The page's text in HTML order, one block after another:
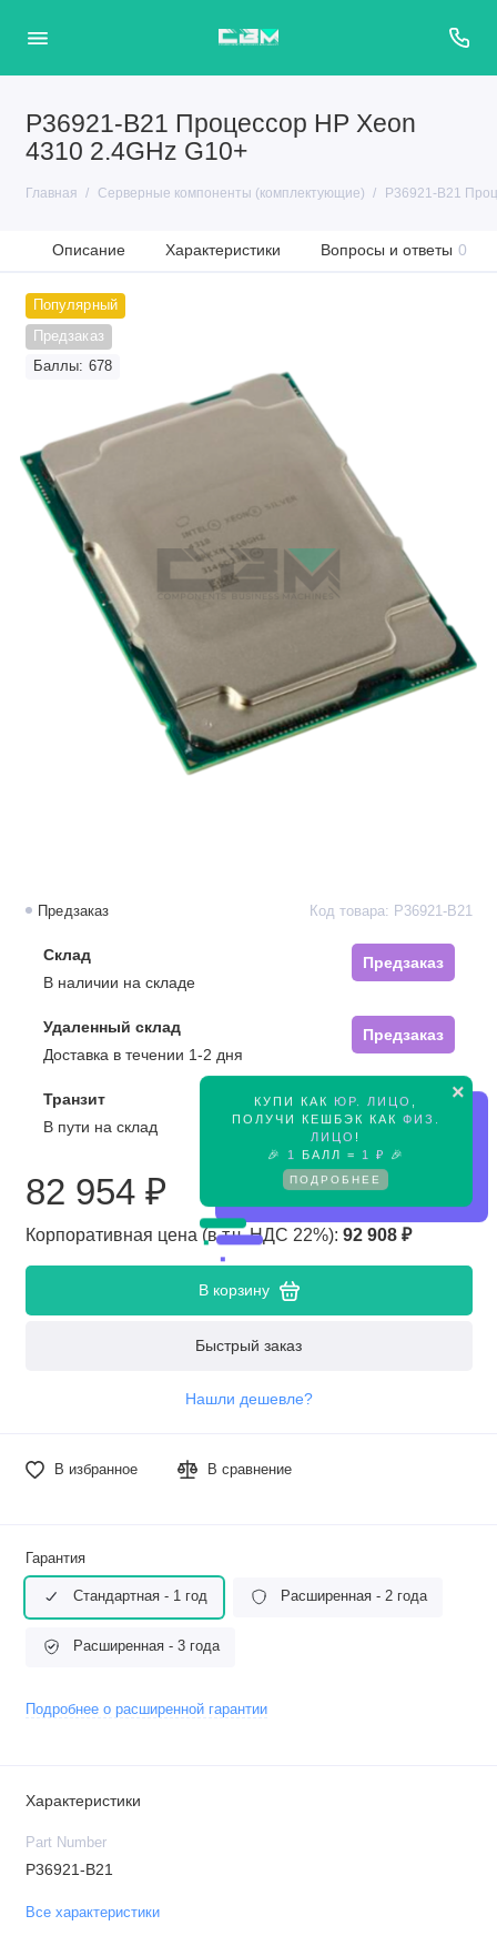
P36921-B21 Процессор HP Xeon
4310 2.4GHz G10+
Главная Серверные компоненты (комплектующие) P36921-B21
Описание Характеристики Вопросы и ответы 0
Популярный
Предзаказ
Баллы: 678
×
КУПИ КАК ЮР. ЛИЦО
ПОЛУЧИ КЕШБЭК КАК ФИЗ.
ЛИЦО !
🎉
1 БАЛЛ = 1 ₽ 🎉
ПОДРОБНЕЕ
Предзаказ Код товара: P36921-B21
Склад
Предзаказ
В наличии на складе
Удаленный склад
Предзаказ
Доставка в течении 1-2 дня
Транзит
Предзаказ
В пути на склад
82 954 ₽
Корпоративная цена (в т.ч. НДС 22%): 92 908 ₽
В корзину
Быстрый заказ
Нашли дешевле?
В избранное В сравнение
Гарантия
Стандартная - 1 год Расширенная - 2 года
Расширенная - 3 года
Подробнее о расширенной гарантии
Характеристики
Part Number
P36921-B21
Все характеристики